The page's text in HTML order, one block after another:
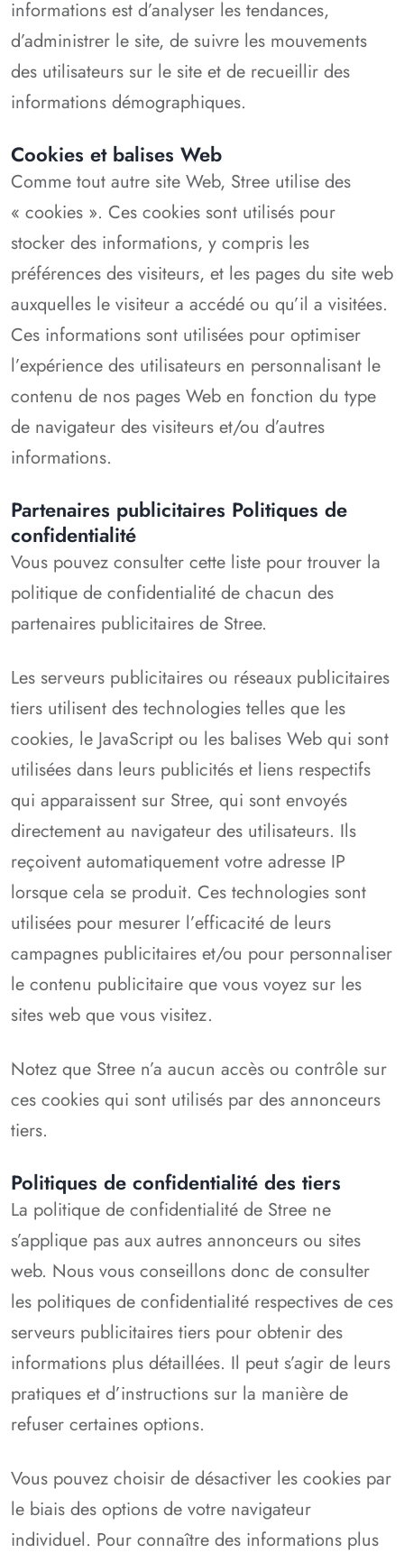
informations est d’analyser les tendances,
d’administrer le site, de suivre les mouvements
des utilisateurs sur le site et de recueillir des
informations démographiques.
Cookies et balises Web
Comme tout autre site Web, Stree utilise des
« cookies ». Ces cookies sont utilisés pour
stocker des informations, y compris les
préférences des visiteurs, et les pages du site web
auxquelles le visiteur a accédé ou qu’il a visitées.
Ces informations sont utilisées pour optimiser
l’expérience des utilisateurs en personnalisant le
contenu de nos pages Web en fonction du type
de navigateur des visiteurs et/ou d’autres
informations.
Partenaires publicitaires Politiques de
confidentialité
Vous pouvez consulter cette liste pour trouver la
politique de confidentialité de chacun des
partenaires publicitaires de Stree.
Les serveurs publicitaires ou réseaux publicitaires
tiers utilisent des technologies telles que les
cookies, le JavaScript ou les balises Web qui sont
utilisées dans leurs publicités et liens respectifs
qui apparaissent sur Stree, qui sont envoyés
directement au navigateur des utilisateurs. Ils
reçoivent automatiquement votre adresse IP
lorsque cela se produit. Ces technologies sont
utilisées pour mesurer l’efficacité de leurs
campagnes publicitaires et/ou pour personnaliser
le contenu publicitaire que vous voyez sur les
sites web que vous visitez.
Notez que Stree n’a aucun accès ou contrôle sur
ces cookies qui sont utilisés par des annonceurs
tiers.
Politiques de confidentialité des tiers
La politique de confidentialité de Stree ne
s’applique pas aux autres annonceurs ou sites
web. Nous vous conseillons donc de consulter
les politiques de confidentialité respectives de ces
serveurs publicitaires tiers pour obtenir des
informations plus détaillées. Il peut s’agir de leurs
pratiques et d’instructions sur la manière de
refuser certaines options.
Vous pouvez choisir de désactiver les cookies par
le biais des options de votre navigateur
individuel. Pour connaître des informations plus